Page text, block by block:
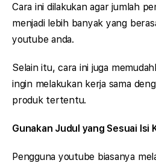
Cara ini dilakukan agar jumlah
menjadi lebih banyak yang
youtube anda.
Selain itu, cara ini juga
ingin melakukan kerja sama
produk tertentu.
Gunakan Judul yang Sesuai Isi
Pengguna youtube biasanya